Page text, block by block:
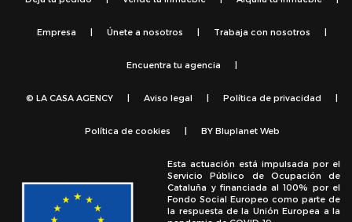
Empresa | Únete a nosotros | Trabaja con nosotros |
Encuentra tu agencia |
© LA CASA AGENCY | Aviso legal | Política de privacidad |
Política de cookies | BY Bluplanet Web
Esta actuación está impulsada por el
Servicio Público de Ocupación de
Cataluña y financiada al 100% por el
Fondo Social Europeo como parte de
la respuesta de la Unión Europea a la